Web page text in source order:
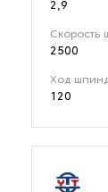
2,9
Скорость
2500
Ход
120